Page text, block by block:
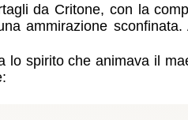
da Critone, con la
ammirazione
spirito che animava il